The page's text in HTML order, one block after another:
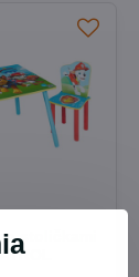
stoličkami